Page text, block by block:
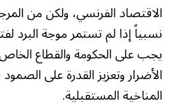
الاقتصاد الفرنسي، ولكن من
نسبياً إذا لم تستمر موجة البرد
يجب على الحكومة والقطاع
الأضرار وتعزيز القدرة على
المناخية المستقبلية.